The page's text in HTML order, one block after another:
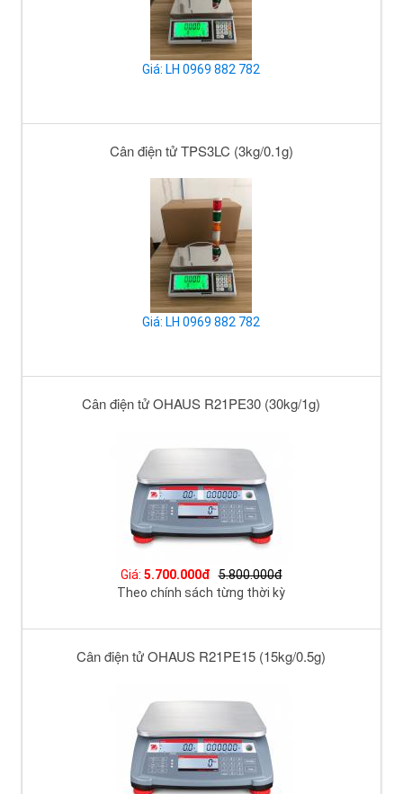
Giá: LH 0969 882 782
Cân điện tử TPS3LC (3kg/0.1g)
Giá: LH 0969 882 782
Cân điện tử OHAUS R21PE30 (30kg/1g)
Giá: 5.700.000đ 5.800.000đ
Theo chính sách từng thời kỳ
Cân điện tử OHAUS R21PE15 (15kg/0.5g)